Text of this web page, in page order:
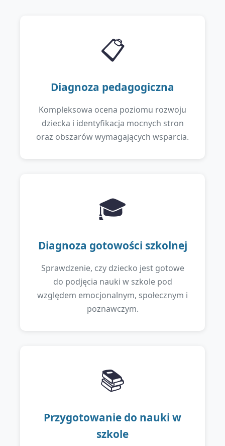
📋
Diagnoza pedagogiczna
Kompleksowa ocena poziomu rozwoju
dziecka i identyfikacja mocnych stron
oraz obszarów wymagających wsparcia.
🎓
Diagnoza gotowości szkolnej
Sprawdzenie, czy dziecko jest gotowe
do podjęcia nauki w szkole pod
względem emocjonalnym, społecznym i
poznawczym.
📚
Przygotowanie do nauki w
szkole